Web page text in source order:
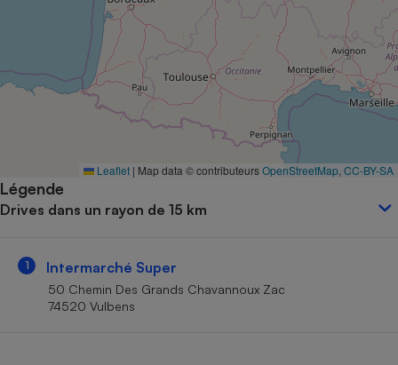
Leaflet | Map data © contributeursOpenStreetMap CC-BY-SA
Légende
Drives dans un rayon de 15 km
1 Intermarché Super
50 Chemin Des Grands Chavannoux Zac
74520 Vulbens
Complément
alimentaire
Assurance emprunteur
Banque
Petit électroménager -
Matelas
Mutuelle